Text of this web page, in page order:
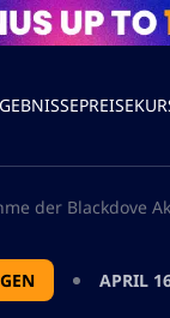
PREISE
der Blackdove
APRIL